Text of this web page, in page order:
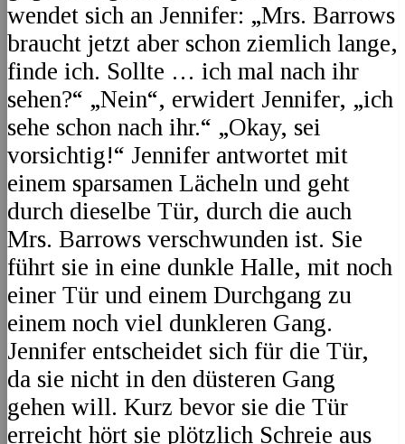
wendet sich an Jennifer: „Mrs. Barrows
braucht jetzt aber schon ziemlich lange,
finde ich. Sollte … ich mal nach ihr
sehen?“ „Nein“, erwidert Jennifer, „ich
sehe schon nach ihr.“ „Okay, sei
vorsichtig!“ Jennifer antwortet mit
einem sparsamen Lächeln und geht
durch dieselbe Tür, durch die auch
Mrs. Barrows verschwunden ist. Sie
führt sie in eine dunkle Halle, mit noch
einer Tür und einem Durchgang zu
einem noch viel dunkleren Gang.
Jennifer entscheidet sich für die Tür,
da sie nicht in den düsteren Gang
gehen will. Kurz bevor sie die Tür
erreicht hört sie plötzlich Schreie aus